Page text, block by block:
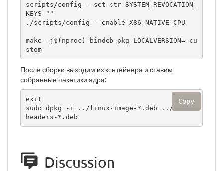
scripts/config --set-str SYSTEM_REVOCATION_
KEYS ""
./scripts/config --enable X86_NATIVE_CPU
make -j$(nproc) bindeb-pkg LOCALVERSION=-cu
stom
После сборки выходим из контейнера и ставим
собранные пакетики ядра:
exit
sudo dpkg -i ../linux-image-*.deb ../linux-
headers-*.deb
Copy
Discussion